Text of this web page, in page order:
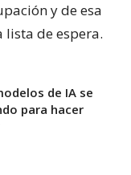
y de esa
de espera.
de IA se
para hacer